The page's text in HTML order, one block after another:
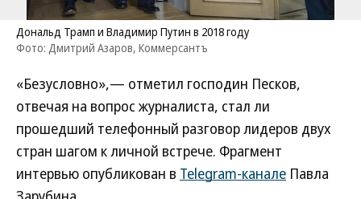
Дональд Трамп и Владимир Путин в 2018 году
Фото: Дмитрий Азаров, Коммерсантъ
«Безусловно»,— отметил господин Песков,
отвечая на вопрос журналиста, стал ли
прошедший телефонный разговор лидеров двух
стран шагом к личной встрече. Фрагмент
интервью опубликован в Telegram-канале Павла